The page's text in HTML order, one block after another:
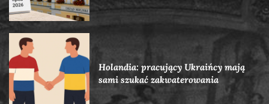
Holandia: pracujący Ukraińcy mają
sami szukać zakwaterowania